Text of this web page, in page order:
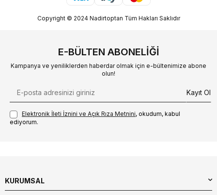
Copyright © 2024 Nadirtoptan Tüm Hakları Saklıdır
E-BÜLTEN ABONELIĞI
Kampanya ve yeniliklerden haberdar olmak için e-bültenimize abone
olun!
Kayıt Ol
Elektronik İleti İzni‌ni ve Açık Rıza Metni‌ni, okudum, kabul
ediyorum.
KURUMSAL